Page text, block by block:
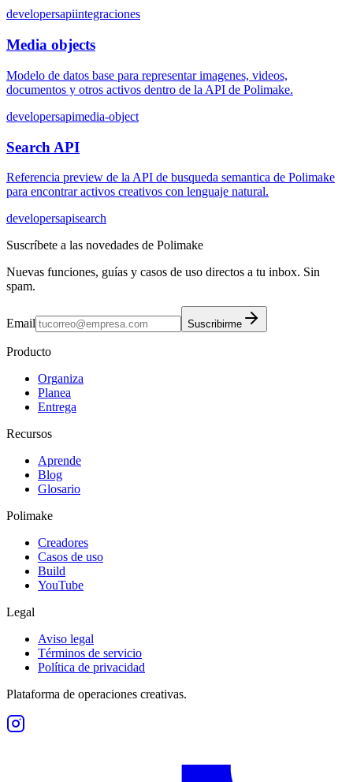
developersapiintegraciones
Media objects
Modelo de datos base para representar imagenes, videos,
documentos y otros activos dentro de la API de Polimake.
developersapimedia-object
Search API
Referencia preview de la API de busqueda semantica de Polimake
para encontrar activos creativos con lenguaje natural.
developersapisearch
Suscríbete a las novedades de Polimake
Nuevas funciones, guías y casos de uso directos a tu inbox. Sin
spam.
Email Suscribirme
Producto
Organiza
Planea
Entrega
Recursos
Aprende
Blog
Glosario
Polimake
Creadores
Casos de uso
Build
YouTube
Legal
Aviso legal
Términos de servicio
Política de privacidad
Plataforma de operaciones creativas.